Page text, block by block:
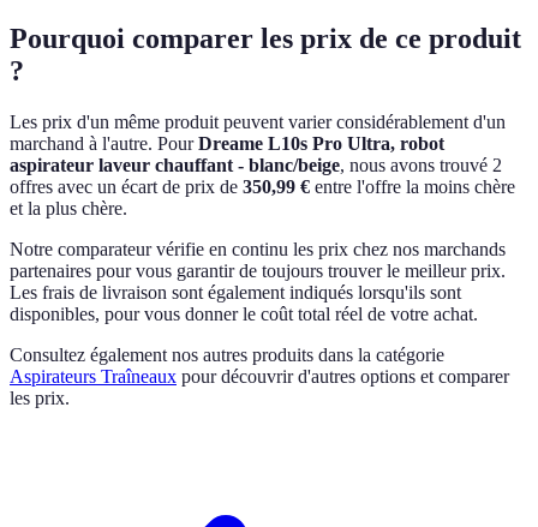
Pourquoi comparer les prix de ce produit
?
Les prix d'un même produit peuvent varier considérablement d'un
marchand à l'autre. PourDreame L10s Pro Ultra, robot
aspirateur laveur chauffant - blanc/beige, nous avons trouvé 2
offres avec un écart de prix de 350,99 € entre l'offre la moins chère
et la plus chère.
Notre comparateur vérifie en continu les prix chez nos marchands
partenaires pour vous garantir de toujours trouver le meilleur prix.
Les frais de livraison sont également indiqués lorsqu'ils sont
disponibles, pour vous donner le coût total réel de votre achat.
Consultez également nos autres produits dans la catégorie
Aspirateurs Traîneaux pour découvrir d'autres options et comparer
les prix.